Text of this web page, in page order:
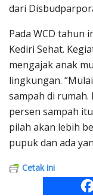
dari
Pada WCD tahun
Kediri Sehat.
mengajak anak
lingkungan.
sampah di rumah.
persen sampah
pilah akan lebih
pupuk dan ada
Cetak ini